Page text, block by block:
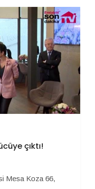
çıktı!
Mesa Koza 66,